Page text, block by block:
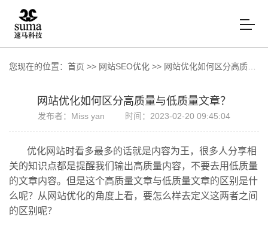
您现在的位置： 首页 >> 网站SEO优化 >> 网站优化如何区分高质量与低质量文章？
网站优化如何区分高质量与低质量文章？
发布者：Miss yan 时间：2023-02-20 09:45:04
优化网站时看多最多的话就是内容为王，很多人分享相
关的知识点都是提醒我们输出高质量内容，不要去用低质量
的文章内容。但是这个高质量文章与低质量文章的区别是什
么呢？从 网站优化的角度上看，要怎么样去定义这两者之间
的区别呢？